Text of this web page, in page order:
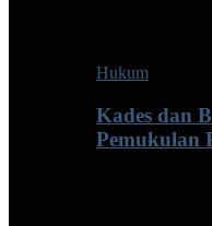
Hukum
Kades dan
Pemukulan